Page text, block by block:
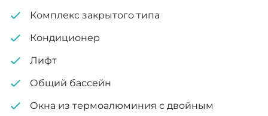
Комплекс закрытого типа
Кондиционер
Лифт
Общий бассейн
Окна из термоалюминия с двойным